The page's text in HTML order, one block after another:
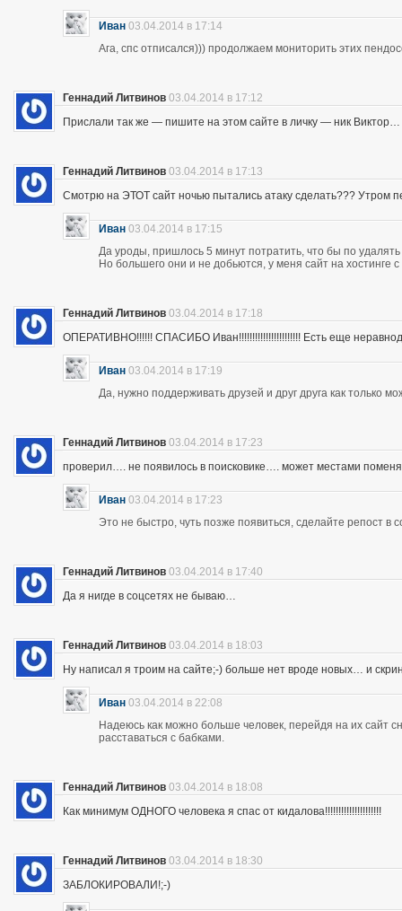
Иван 03.04.2014 в 17:14
Ага, спс отписался))) продолжаем мониторить этих
Геннадий Литвинов 03.04.2014 в 17:12
Прислали так же — пишите на этом сайте в личку — ник Виктор…
Геннадий Литвинов 03.04.2014 в 17:13
Смотрю на ЭТОТ сайт ночью пытались атаку сделать??? Утром
Иван 03.04.2014 в 17:15
Да уроды, пришлось 5 минут потратить, что бы по
Но большего они и не добьются, у меня сайт на хостинге
Геннадий Литвинов 03.04.2014 в 17:18
ОПЕРАТИВНО!!!!!! СПАСИБО Иван!!!!!!!!!!!!!!!!!!!!!!! Есть еще
Иван 03.04.2014 в 17:19
Да, нужно поддерживать друзей и друг друга как только
Геннадий Литвинов 03.04.2014 в 17:23
проверил…. не появилось в поисковике…. может местами
Иван 03.04.2014 в 17:23
Это не быстро, чуть позже появиться, сделайте репост в
Геннадий Литвинов 03.04.2014 в 17:40
Да я нигде в соцсетях не бываю…
Геннадий Литвинов 03.04.2014 в 18:03
Ну написал я троим на сайте;-) больше нет вроде новых… и
Иван 03.04.2014 в 22:08
Надеюсь как можно больше человек, перейдя на их сайт
расставаться с бабками.
Геннадий Литвинов 03.04.2014 в 18:08
Как минимум ОДНОГО человека я спас от кидалова!!!!!!!!!!!!!!!!!!!!!
Геннадий Литвинов 03.04.2014 в 18:30
ЗАБЛОКИРОВАЛИ!;-)